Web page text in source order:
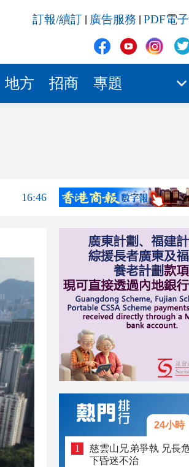
訂報/續訂 廣告服務 PDF電
地方 招商 專題
16:45
17:07
16:46
16:59
16:53
16:53
16:46
16:45
24小時
慈雲山兄弟爭執 兄長
下昏迷不治